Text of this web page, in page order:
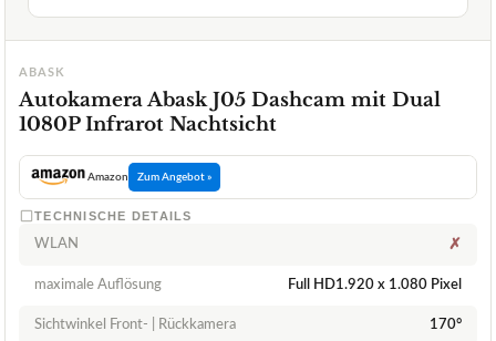
ABASK
Autokamera Abask J05 Dashcam mit Dual
1080P Infrarot Nachtsicht
Amazon Zum Angebot »
TECHNISCHE DETAILS
WLAN ✗
maximale Auflösung Full HD1.920 x 1.080 Pixel
Sichtwinkel Front- | Rückkamera 170°